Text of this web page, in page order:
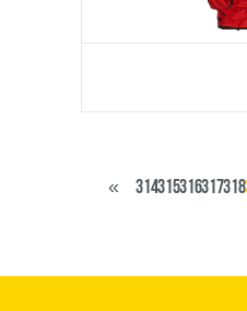
« 314315316317318